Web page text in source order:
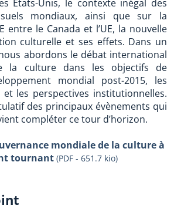
États-Unis, le contexte inégal des
mondiaux, ainsi que sur la
entre le Canada et l’UE, la nouvelle
culturelle et ses effets. Dans un
abordons le débat international
la culture dans les objectifs de
mondial post-2015, les
les perspectives institutionnelles.
des principaux évènements qui
compléter ce tour d’horizon.
mondiale de la culture à
tournant (PDF - 651.7 kio)